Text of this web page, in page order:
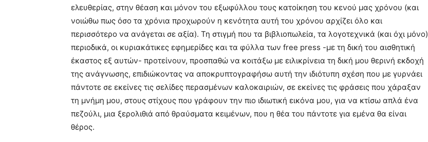
ελευθερίας, στην θέαση και μόνον του εξωφύλλου τους κατοίκηση του κενού μας χρόνου (και
νοιώθω πως όσο τα χρόνια προχωρούν η κενότητα αυτή του χρόνου αρχίζει όλο και
περισσότερο να ανάγεται σε αξία). Τη στιγμή που τα βιβλιοπωλεία, τα λογοτεχνικά (και όχι μόνο)
περιοδικά, οι κυριακάτικες εφημερίδες και τα φύλλα των free press -με τη δική του αισθητική
έκαστος εξ αυτών- προτείνουν, προσπαθώ να κοιτάξω με ειλικρίνεια τη δική μου θερινή εκδοχή
της ανάγνωσης, επιδιώκοντας να αποκρυπτογραφήσω αυτή την ιδιότυπη σχέση που με γυρνάει
πάντοτε σε εκείνες τις σελίδες περασμένων καλοκαιριών, σε εκείνες τις φράσεις που χάραξαν
τη μνήμη μου, στους στίχους που γράφουν την πιο ιδιωτική εικόνα μου, για να κτίσω απλά ένα
πεζούλι, μια ξερολιθιά από θραύσματα κειμένων, που η θέα του πάντοτε για εμένα θα είναι
θέρος.